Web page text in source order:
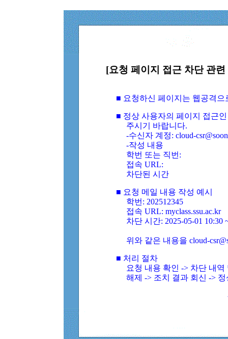
[요청 페이지 접근 차단 관
■ 요청하신 페이지는 웹공격
■ 정상 사용자의 페이지 접근
주시기 바랍니다.
-수신자 계정: cloud-
-작성 내용
학번 또는 직번:
접속 URL:
차단된 시간
■ 요청 메일 내용 작성 예시
학번: 202512345
접속 URL: myclass.ssu.ac.kr
차단 시간: 2025-05-01 10:30
위와 같은 내용을 cloud-
■ 처리 절차
요청 내용 확인 -> 차단 내
해제 -> 조치 결과 회신 ->